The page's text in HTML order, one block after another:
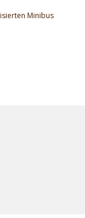
Minibus